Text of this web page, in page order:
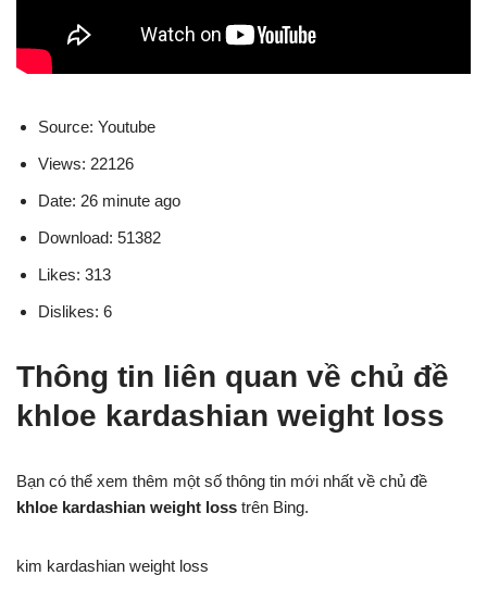
Source: Youtube
Views: 22126
Date: 26 minute ago
Download: 51382
Likes: 313
Dislikes: 6
Thông tin liên quan về chủ đề
khloe kardashian weight loss
Bạn có thể xem thêm một số thông tin mới nhất về chủ đề
khloe kardashian weight loss trên Bing.
kim kardashian weight loss